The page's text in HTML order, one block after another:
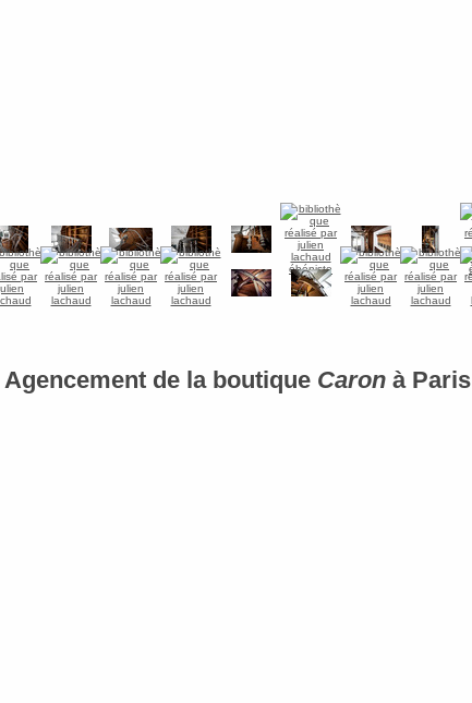
Agencement de la boutique Caron à Paris